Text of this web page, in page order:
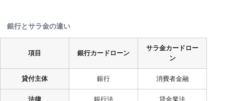
銀行とサラ金の違い
項目 銀行カードローン
サラ金カードロー
ン
貸付主体 銀行 消費者金融
法律 銀行法 貸金業法